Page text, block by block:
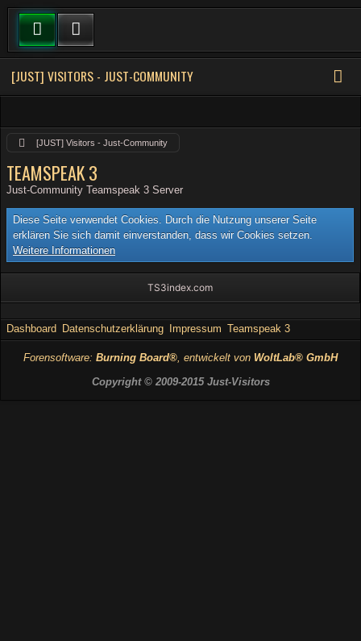
[JUST] VISITORS - JUST-COMMUNITY
[JUST] Visitors - Just-Community
TEAMSPEAK 3
Just-Community Teamspeak 3 Server
Diese Seite verwendet Cookies. Durch die Nutzung unserer Seite
erklären Sie sich damit einverstanden, dass wir Cookies setzen.
Weitere Informationen
TS3index.com
Dashboard Datenschutzerklärung Impressum Teamspeak 3
Forensoftware: Burning Board®, entwickelt von WoltLab® GmbH
Copyright © 2009-2015 Just-Visitors